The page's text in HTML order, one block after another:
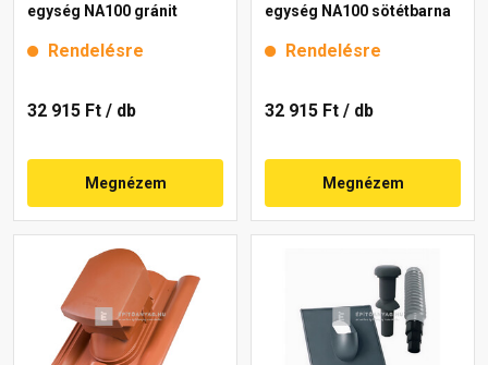
egység NA100 gránit
Rendelésre
32 915 Ft / db
Megnézem
egység NA100 sötétbarna
Rendelésre
32 915 Ft / db
Megnézem